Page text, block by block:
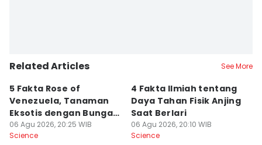
Related Articles See More
5 Fakta Rose of
Venezuela, Tanaman
Eksotis dengan Bunga
Merah Menyala
06 Agu 2026, 20:25 WIB
Science
4 Fakta Ilmiah tentang
Daya Tahan Fisik Anjing
Saat Berlari
06 Agu 2026, 20:10 WIB
Science